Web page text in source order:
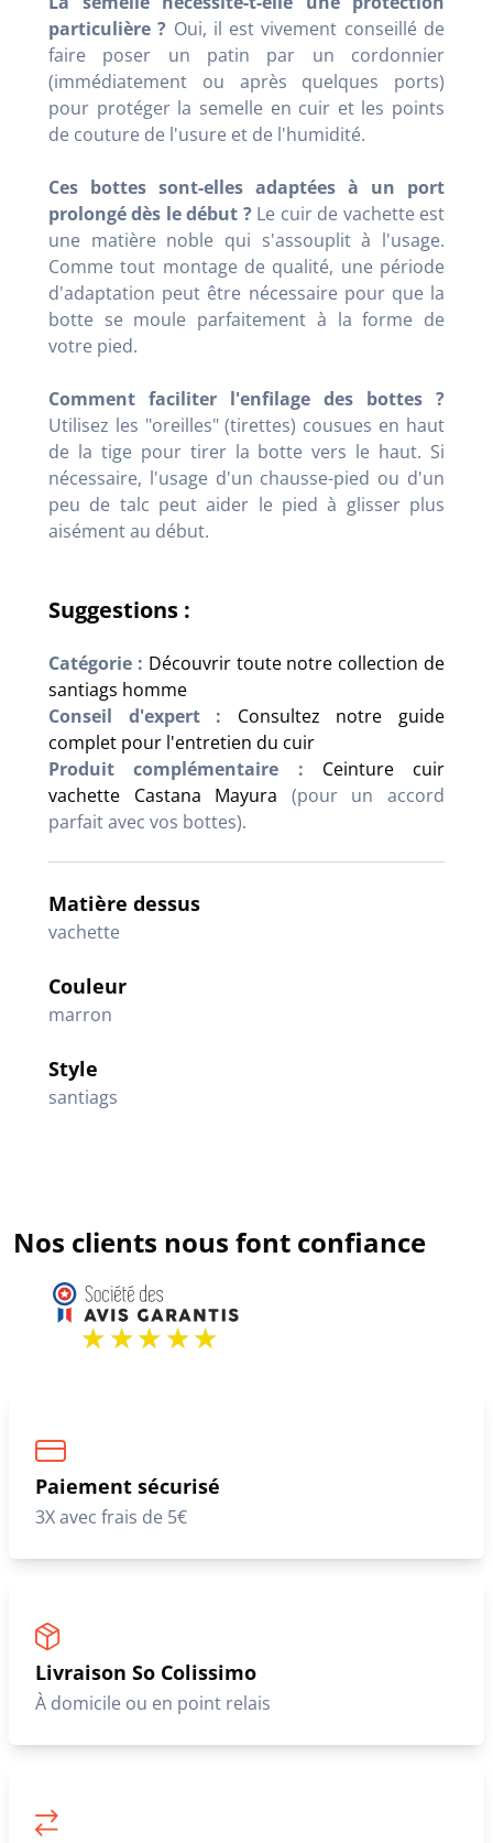
particulière ? Oui, il est vivement conseillé de
faire poser un patin par un cordonnier
(immédiatement ou après quelques ports)
pour protéger la semelle en cuir et les points
de couture de l'usure et de l'humidité.
Ces bottes sont-elles adaptées à un port
prolongé dès le début ?Le cuir de vachette est
une matière noble qui s'assouplit à l'usage.
Comme tout montage de qualité, une période
d'adaptation peut être nécessaire pour que la
botte se moule parfaitement à la forme de
votre pied.
Comment faciliter l'enfilage des bottes ?
Utilisez les "oreilles" (tirettes) cousues en haut
de la tige pour tirer la botte vers le haut. Si
nécessaire, l'usage d'un chausse-pied ou d'un
peu de talc peut aider le pied à glisser plus
aisément au début.
Suggestions :
Catégorie : Découvrir toute notre collection de
santiags homme
Conseil d'expert :
Consultez notre guide
complet pour l'entretien du cuir
Produit complémentaire :
Ceinture cuir
vachette Castana Mayura (pour un accord
parfait avec vos bottes).
Matière dessus
vachette
Couleur
marron
Style
santiags
Nos clients nous font confiance
Paiement sécurisé
3X avec frais de 5€
Livraison So Colissimo
À domicile ou en point relais